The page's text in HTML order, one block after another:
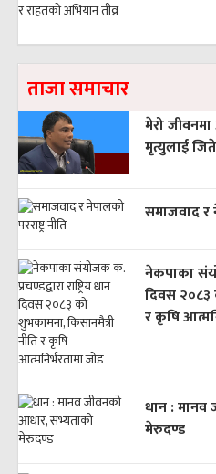
ताजा समाचार
मेरो
मृत्युलाई
समाजवाद र
नेकपाका
दिवस २०८३
र कृषि
धान : मानव
मेरुदण्ड